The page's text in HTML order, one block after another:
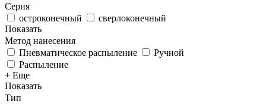
Серия
остроконечный
сверлоконечный
Показать
Метод нанесения
Пневматическое распыление
Ручной
Распыление
+ Еще
Показать
Тип